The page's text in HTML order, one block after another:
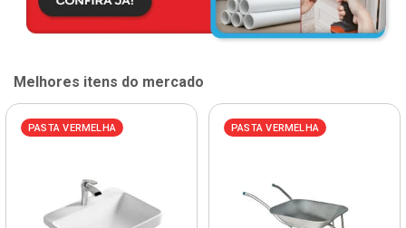
Melhores itens do mercado
PASTA VERMELHA PASTA VERMELHA